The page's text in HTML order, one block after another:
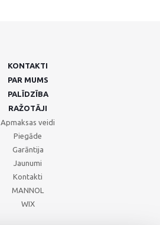
KONTAKTI
PAR MUMS
PALĪDZĪBA
RAŽOTĀJI
Apmaksas veidi
Piegāde
Garāntija
Jaunumi
Kontakti
MANNOL
WIX